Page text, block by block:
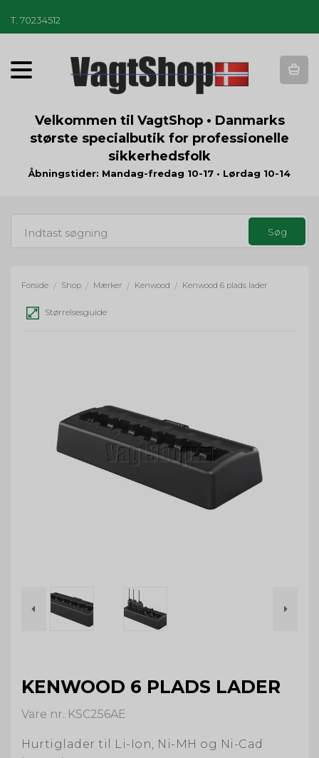
T 70234512
T
o
g
a
t
n
Velkommen til VagtShop • Danmarks
største specialbutik for professionelle
sikkerhedsfolk
Åbningstider: Mandag-fredag 10-17 • Lørdag 10-14
Forside / Shop / Mærker / Kenwood / Kenwood 6 plads lader
Størrelsesguide
KENWOOD 6 PLADS LADER
Vare nr. KSC256AE
Hurtiglader til Li-Ion, Ni-MH og Ni-Cad